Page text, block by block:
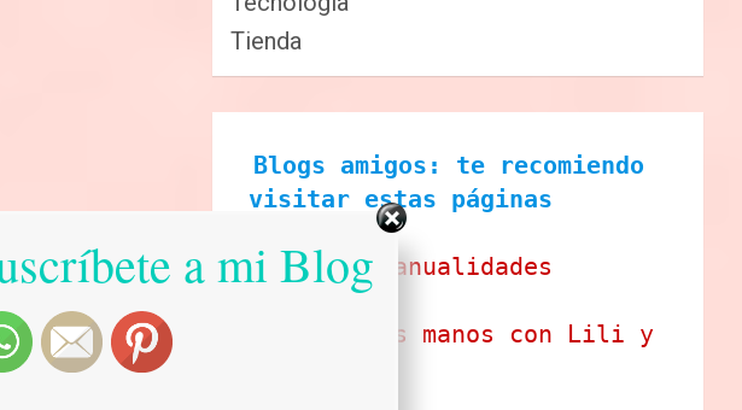
Tienda
Blogs amigos: te recomiendo
visitar estas páginas
Ecobrisa Manualidades
Arte en tus manos con Lili y
a mi Blog